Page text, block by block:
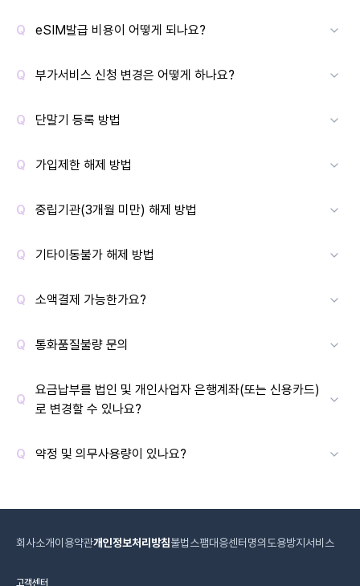
eSIM발급 비용이 어떻게 되나요?
부가서비스 신청 변경은 어떻게 하나요?
단말기 등록 방법
가입제한 해제 방법
중립기관(3개월 미만) 해제 방법
기타이동불가 해제 방법
소액결제 가능한가요?
통화품질불량 문의
요금납부를 법인 및 개인사업자 은행계좌(또는 신용카드)
로 변경할 수 있나요?
약정 및 의무사용량이 있나요?
회사소개이용약관개인정보처리방침불법스팸대응센터 명의도용방지서비스
고객센터